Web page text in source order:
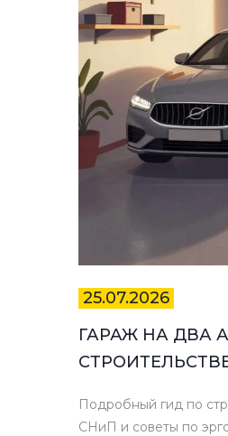
25.07.2026
ГАРАЖ НА ДВА
Подробный гид по
СНиП и советы по